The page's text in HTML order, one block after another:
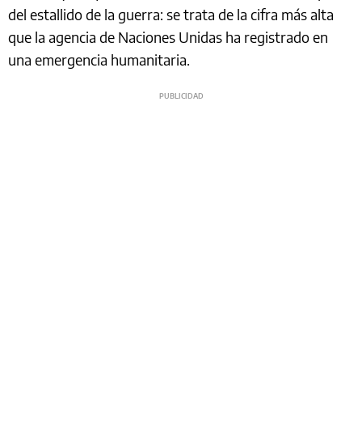
del estallido de la guerra: se trata de la cifra más alta
que la agencia de Naciones Unidas ha registrado en
una emergencia humanitaria.